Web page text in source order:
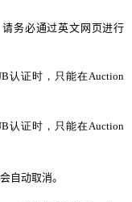
请务必通过英文 网页进行
认证时 ，只能在Auction
认证时 ，只能在Auction
自动取消。